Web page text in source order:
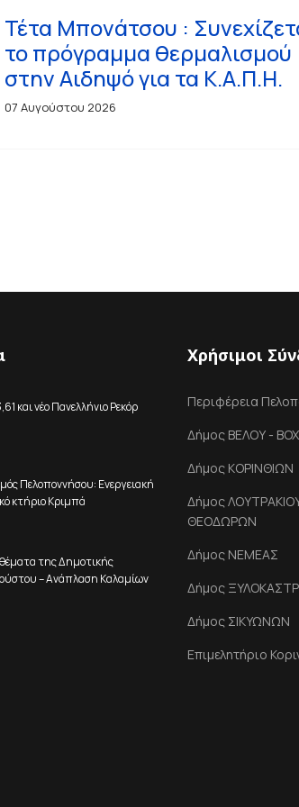
Τέτα Μπονάτσου :
το πρόγραμμα θερμαλισμού
στην Αιδηψό για τα Κ.Α.Π.Η.
07 Αυγούστου 2026
και νέο Πανελλήνιο Ρεκόρ
Πελοποννήσου: Ενεργειακή
κτήριο Κριμπά
της Δημοτικής
– Ανάπλαση Καλαμίων
Χρήσιμοι
Περιφέρεια
Δήμος ΒΕΛΟΥ -
Δήμος ΚΟΡΙΝΘΙΩΝ
Δήμος
ΘΕΟΔΩΡΩΝ
Δήμος ΝΕΜΕΑΣ
Δήμος
Δήμος ΣΙΚΥΩΝΩΝ
Επιμελητήριο